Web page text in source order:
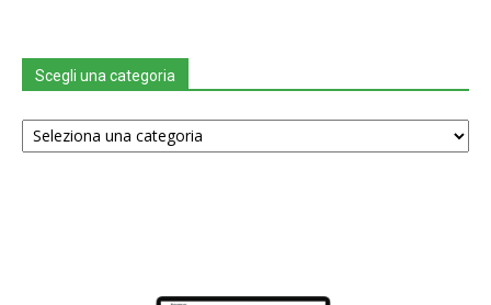
Scegli una categoria
Scegli
una